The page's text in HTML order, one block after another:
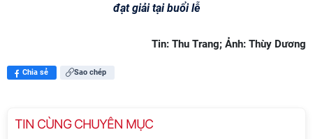
đạt giải tại buổi lễ
Tin: Thu Trang; Ảnh: Thùy Dương
Chia sẻ Sao chép
TIN CÙNG CHUYÊN MỤC